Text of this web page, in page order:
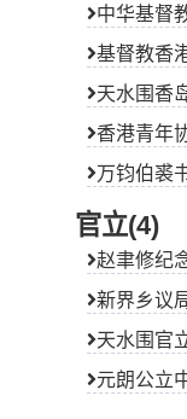
中华基督
基督教香
天水围香
香港青年
万钧伯裘
官立(4)
赵聿修纪
新界乡议
天水围官
元朗公立